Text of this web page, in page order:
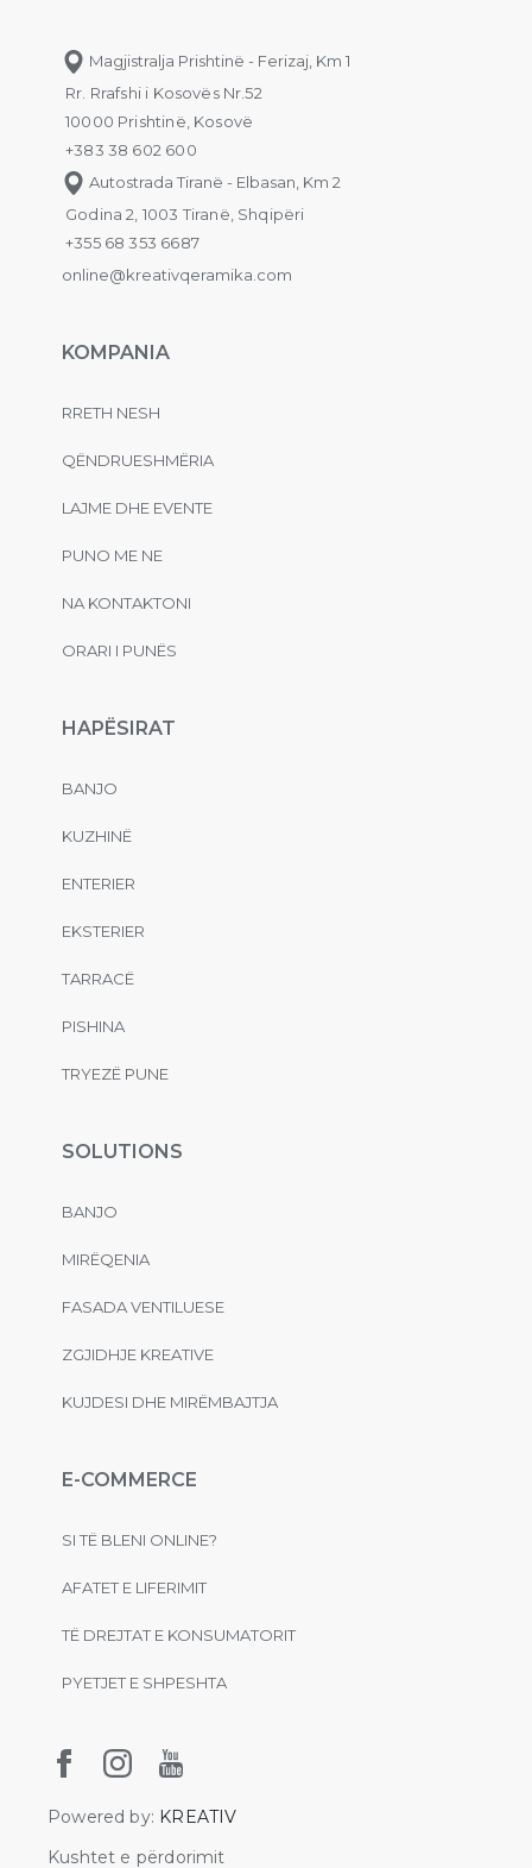
Magjistralja Prishtinë - Ferizaj, Km 1
Rr. Rrafshi i Kosovës Nr.52
10000 Prishtinë, Kosovë
+383 38 602 600
Autostrada Tiranë - Elbasan, Km 2
Godina 2, 1003 Tiranë, Shqipëri
+355 68 353 6687
online@kreativqeramika.com
KOMPANIA
RRETH NESH
QËNDRUESHMËRIA
LAJME DHE EVENTE
PUNO ME NE
NA KONTAKTONI
ORARI I PUNËS
HAPËSIRAT
BANJO
KUZHINË
ENTERIER
EKSTERIER
TARRACË
PISHINA
TRYEZË PUNE
SOLUTIONS
BANJO
MIRËQENIA
FASADA VENTILUESE
ZGJIDHJE KREATIVE
KUJDESI DHE MIRËMBAJTJA
E-COMMERCE
SI TË BLENI ONLINE?
AFATET E LIFERIMIT
TË DREJTAT E KONSUMATORIT
PYETJET E SHPESHTA
Powered by: KREATIV
Kushtet e përdorimit